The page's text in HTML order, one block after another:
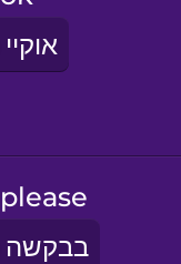
אוקיי
please
בבקשה